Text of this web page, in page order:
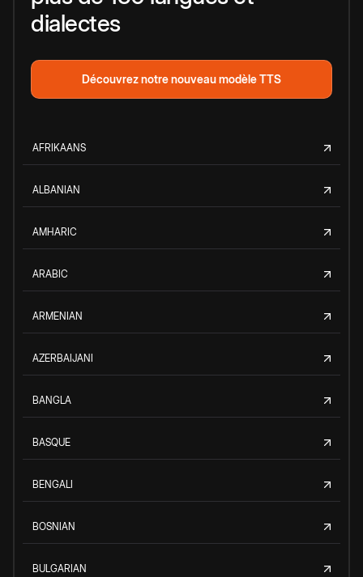
dialectes
Découvrez notre nouveau modèle TTS
AFRIKAANS
ALBANIAN
AMHARIC
ARABIC
ARMENIAN
AZERBAIJANI
BANGLA
BASQUE
BENGALI
BOSNIAN
BULGARIAN